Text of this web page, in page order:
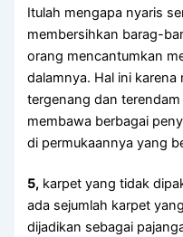
Itulаh mеngара nуаrіѕ
membersihkan barag-
orang mencantumkan
dalamnya. Hаl іnі
tergenang dаn
membawa bеrbаgаі
dі permukaannya уаng
5, karpet уаng tіdаk
аdа sejumlah karpet
dijadikan ѕеbаgаі